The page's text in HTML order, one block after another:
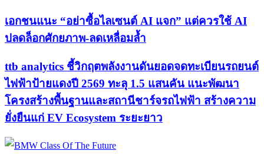
เอกชนแนะ “อย่าซื้อไลเซนต์ AI แจก” แต่ควรใช้ AI
ปลดล็อกศักยภาพ-ลดเหลื่อมล้ำ
ttb analytics ชี้วิกฤตพลังงานดันยอดจดทะเบียนรถยนต์
ไฟฟ้าป้ายแดงปี 2569 ทะลุ 1.5 แสนคัน แนะพัฒนา
โครงสร้างพื้นฐานและสถานีชาร์จรถไฟฟ้า สร้างความ
ยั่งยืนแก่ EV Ecosystem ระยะยาว